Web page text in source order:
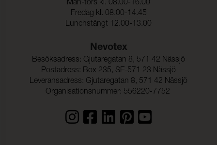
Mån-tors kl. 08.00-16.00
Fredag kl. 08.00-14.45
Lunchstängt 12.00-13.00
Nevotex
Besöksadress: Gjutaregatan 8, 571 42 Nässjö
Postadress: Box 235, SE-571 23 Nässjö
Leveransadress: Gjutaregatan 8, 571 42 Nässjö
Organisationsnummer: 556220-7752